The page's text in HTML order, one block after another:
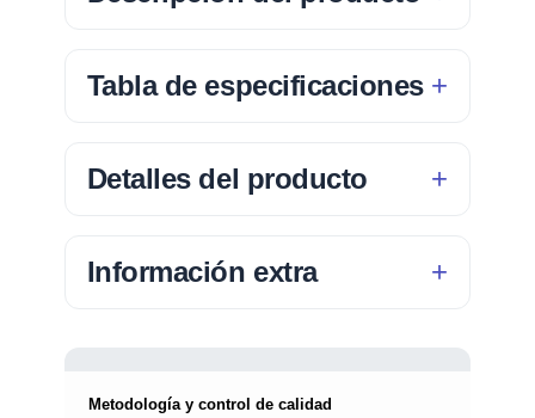
Tabla de especificaciones
Detalles del producto
Información extra
Metodología y control de calidad